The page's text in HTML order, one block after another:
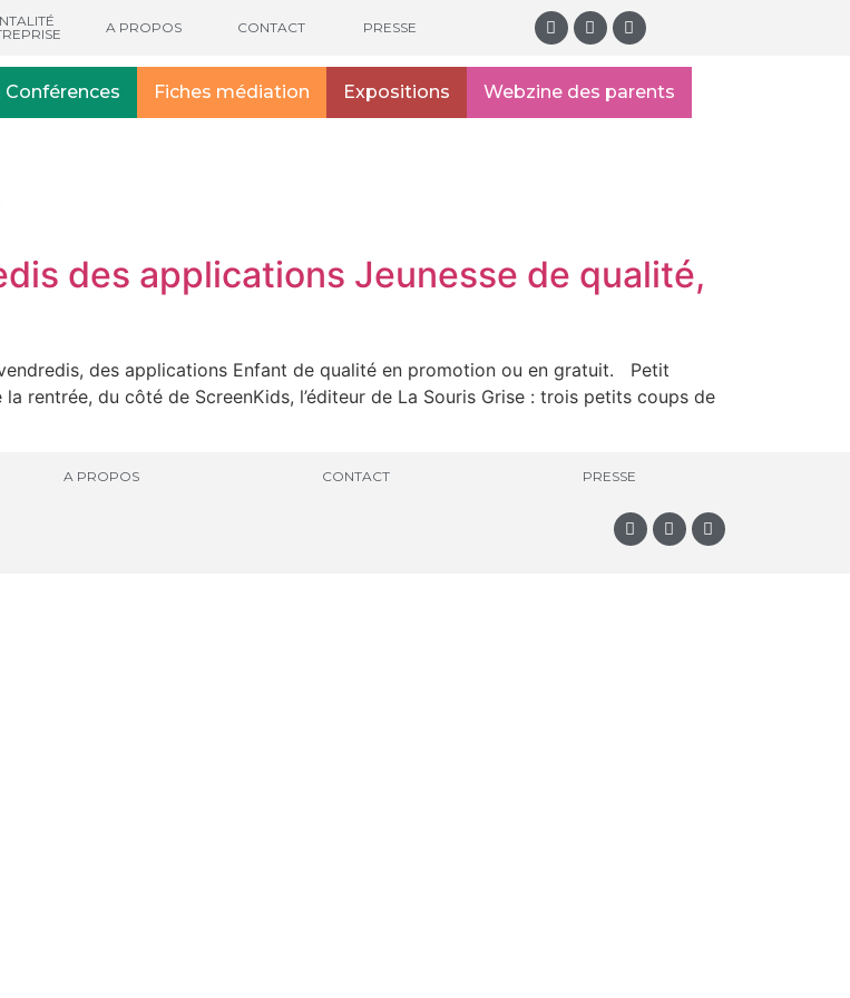
A PROPOS CONTACT PRESSE
Fiches médiation Expositions Webzine des parents
des applications Jeunesse de qualité,
des applications Enfant de qualité en promotion ou en gratuit. Petit
rentrée, du côté de ScreenKids, l’éditeur de La Souris Grise : trois petits coups de
A PROPOS CONTACT PRESSE